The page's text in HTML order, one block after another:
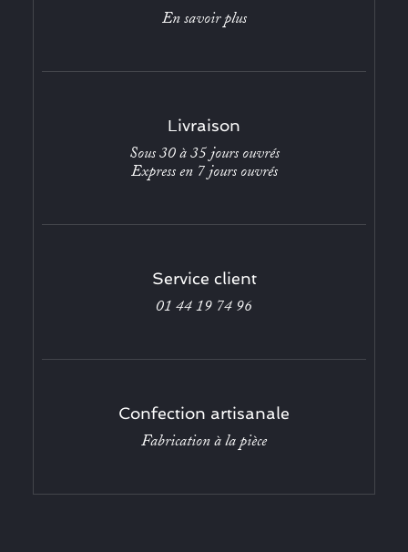
En savoir plus
Livraison
Sous 30 à 35 jours ouvrés
Express en 7 jours ouvrés
Service client
01 44 19 74 96
Confection artisanale
Fabrication à la pièce